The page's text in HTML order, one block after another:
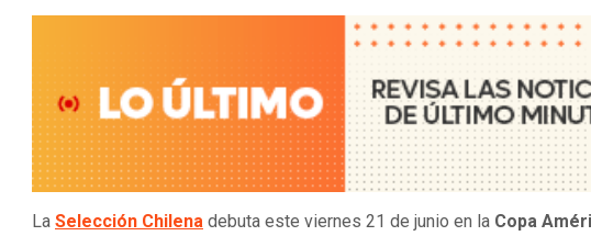
La Selección Chilena debuta este viernes 21 de junio en la Copa